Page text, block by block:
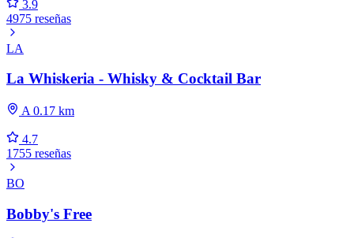
3.9
4975 reseñas
LA
La Whiskeria - Whisky & Cocktail Bar
A 0.17 km
4.7
1755 reseñas
BO
Bobby's Free